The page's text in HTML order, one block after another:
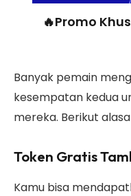
🔥Promo
Banyak pemain
kesempatan kedua
mereka. Berikut
Token Gratis
Kamu bisa